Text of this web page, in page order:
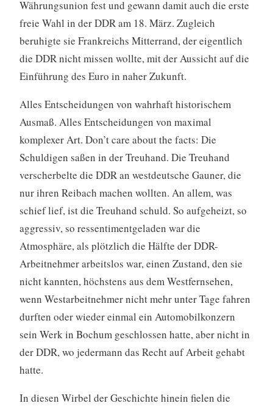
Währungsunion fest und gewann damit auch die erste
freie Wahl in der DDR am 18. März. Zugleich
beruhigte sie Frankreichs Mitterrand, der eigentlich
die DDR nicht missen wollte, mit der Aussicht auf die
Einführung des Euro in naher Zukunft.
Alles Entscheidungen von wahrhaft historischem
Ausmaß. Alles Entscheidungen von maximal
komplexer Art. Don’t care about the facts: Die
Schuldigen saßen in der Treuhand. Die Treuhand
verscherbelte die DDR an westdeutsche Gauner, die
nur ihren Reibach machen wollten. An allem, was
schief lief, ist die Treuhand schuld. So aufgeheizt, so
aggressiv, so ressentimentgeladen war die
Atmosphäre, als plötzlich die Hälfte der DDR-
Arbeitnehmer arbeitslos war, einen Zustand, den sie
nicht kannten, höchstens aus dem Westfernsehen,
wenn Westarbeitnehmer nicht mehr unter Tage fahren
durften oder wieder einmal ein Automobilkonzern
sein Werk in Bochum geschlossen hatte, aber nicht in
der DDR, wo jedermann das Recht auf Arbeit gehabt
hatte.
In diesen Wirbel der Geschichte hinein fielen die